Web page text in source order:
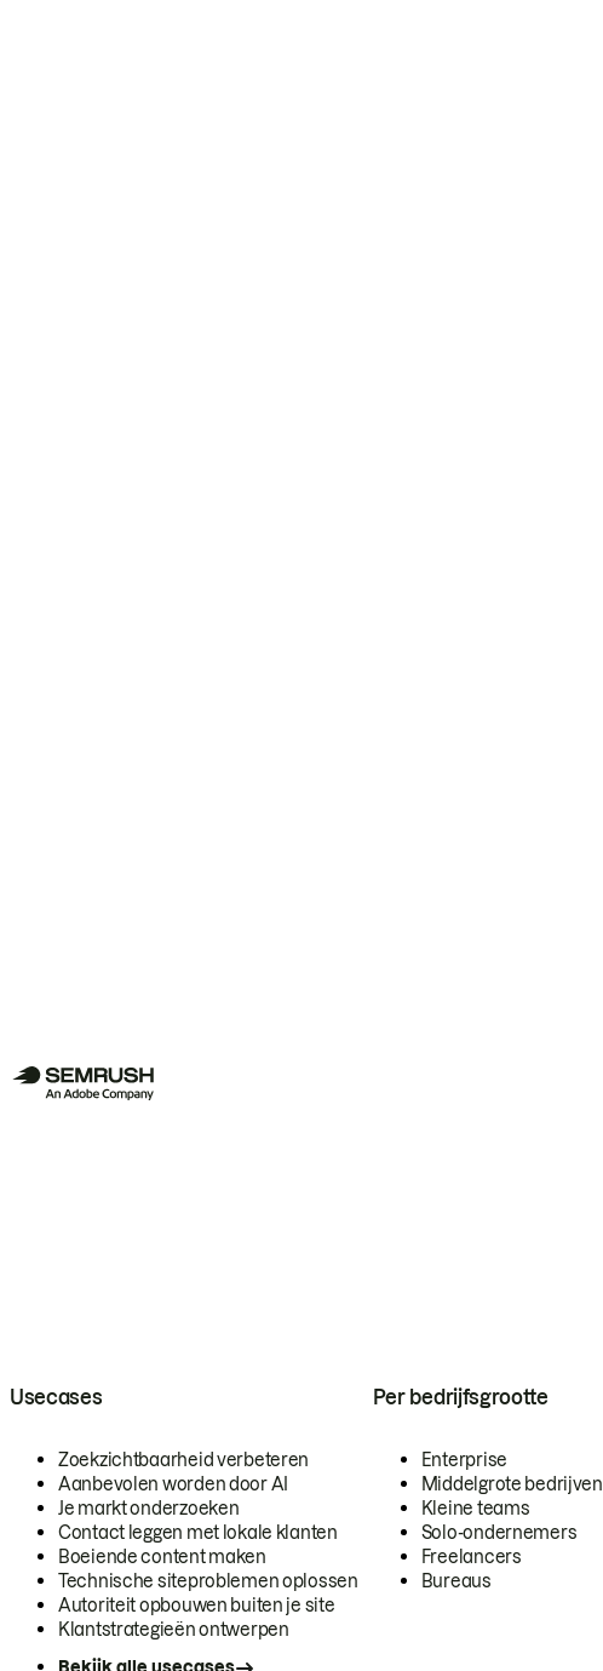
Usecases
Zoekzichtbaarheid verbeteren
Aanbevolen worden door AI
Je markt onderzoeken
Contact leggen met lokale klanten
Boeiende content maken
Technische siteproblemen oplossen
Autoriteit opbouwen buiten je site
Klantstrategieën ontwerpen
Per bedrijfsgrootte
Enterprise
Middelgrote bedrijven
Kleine teams
Solo-ondernemers
Freelancers
Bureaus